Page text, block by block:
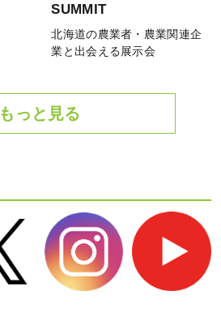
SUMMIT
北海道の農業者・農業関連企
業と出会える展示会
もっと見る